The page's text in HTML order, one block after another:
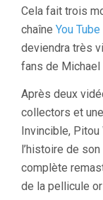
Cela fait trois
chaîne You Tube
deviendra très
fans de Michael
Après deux
collectors et
Invincible, Pitou
l’histoire de
complète
de la pellicule